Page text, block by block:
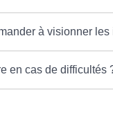
à visionner les
en cas de difficultés